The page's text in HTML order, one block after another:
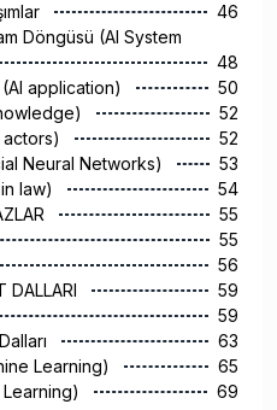
46
Döngüsü (AI System
48
(AI application)
50
52
actors)
52
Neural Networks)
53
law)
54
55
55
56
DALLARI
59
59
63
Learning)
65
69